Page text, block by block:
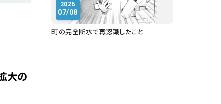
大の
2026
07/08
町の完全断水で再認識したこと